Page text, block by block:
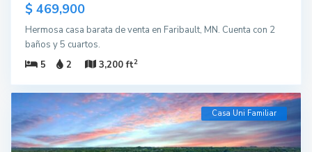
$ 469,900
Hermosa casa barata de venta en Faribault, MN. Cuenta con 2
baños y 5 cuartos.
5
2 3,200 ft2
Casa Uni Familiar